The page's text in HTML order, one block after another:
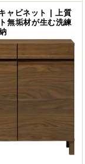
ャビネット | 上質
無垢材が生む洗練